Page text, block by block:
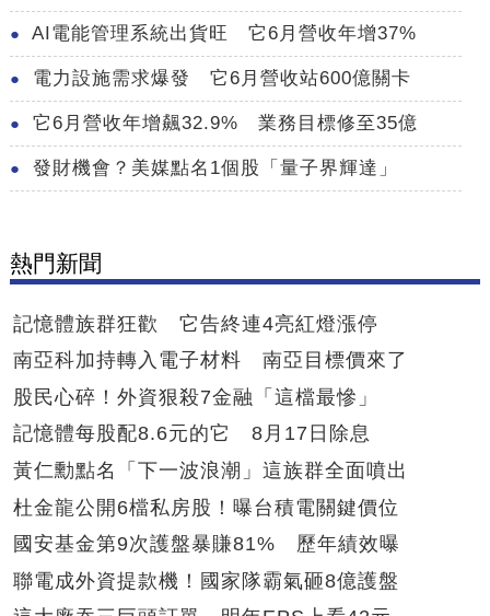
AI電能管理系統出貨旺 它6月營收年增37%
電力設施需求爆發 它6月營收站600億關卡
它6月營收年增飆32.9% 業務目標修至35億
發財機會？美媒點名1個股「量子界輝達」
熱門新聞
記憶體族群狂歡 它告終連4亮紅燈漲停
南亞科加持轉入電子材料 南亞目標價來了
股民心碎！外資狠殺7金融「這檔最慘」
記憶體每股配8.6元的它 8月17日除息
黃仁勳點名「下一波浪潮」這族群全面噴出
杜金龍公開6檔私房股！曝台積電關鍵價位
國安基金第9次護盤暴賺81% 歷年績效曝
聯電成外資提款機！國家隊霸氣砸8億護盤